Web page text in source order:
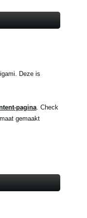
Deze is
pagina. Check
gemaakt